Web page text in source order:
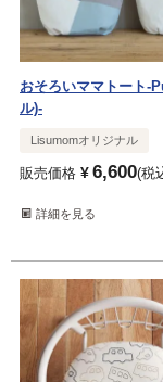
おそろいママトート-
ル)-
Lisumomオリジナル
販売価格 ¥6,600 税
詳細を見る